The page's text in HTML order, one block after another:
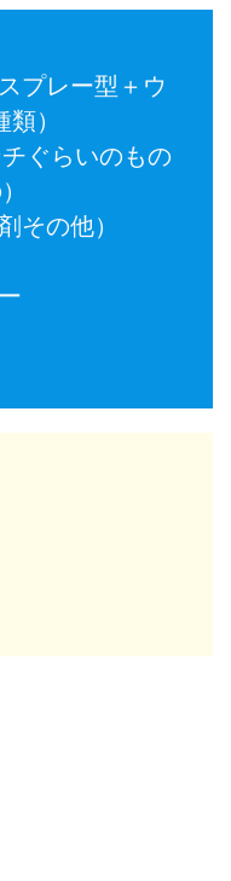
プレー型＋ウ
）
ぐらいのもの
その他）